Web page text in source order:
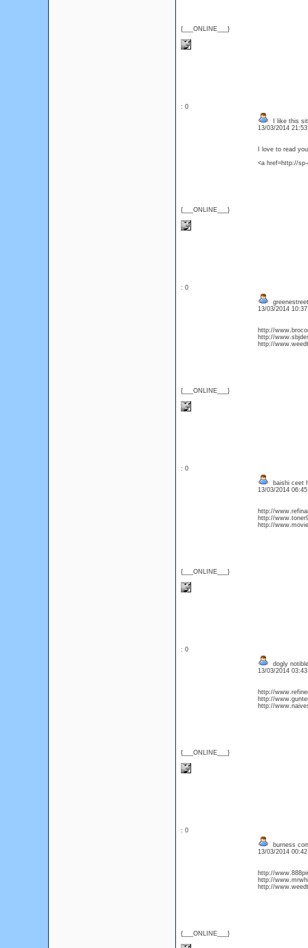
{___ONLINE___}
: 0
{___ONLINE___}
I like this
13/03/2014
I love to read
<a href=http://
: 0
{___ONLINE___}
13/03/2014
http://
http://
http://
: 0
{___ONLINE___}
baishi ceet
13/03/2014
http://
http://
http://
: 0
{___ONLINE___}
dogly
13/03/2014
http://
http://
http://
: 0
{___ONLINE___}
burness
13/03/2014
http://
http://
http://